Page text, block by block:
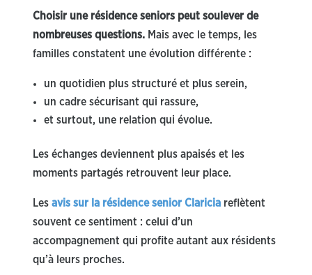
Choisir une résidence seniors peut soulever de
nombreuses questions.Mais avec le temps, les
familles constatent une évolution différente :
un quotidien plus structuré et plus serein,
un cadre sécurisant qui rassure,
et surtout, une relation qui évolue.
Les échanges deviennent plus apaisés et les
moments partagés retrouvent leur place.
Les avis sur la résidence senior Clariciareflètent
souvent ce sentiment : celui d’un
accompagnement qui profite autant aux résidents
qu’à leurs proches.